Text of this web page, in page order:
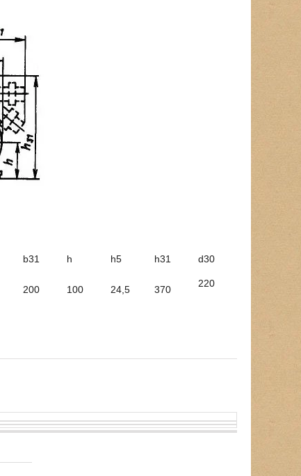
b31 h h5 h31 d30
200 100 24,5 370
220